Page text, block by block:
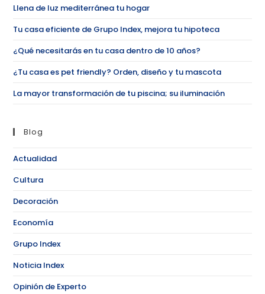
Llena de luz mediterránea tu hogar
Tu casa eficiente de Grupo Index, mejora tu hipoteca
¿Qué necesitarás en tu casa dentro de 10 años?
¿Tu casa es pet friendly? Orden, diseño y tu mascota
La mayor transformación de tu piscina; su iluminación
Blog
Actualidad
Cultura
Decoración
Economía
Grupo Index
Noticia Index
Opinión de Experto